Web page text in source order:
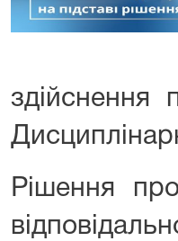
здійснення
Рішення